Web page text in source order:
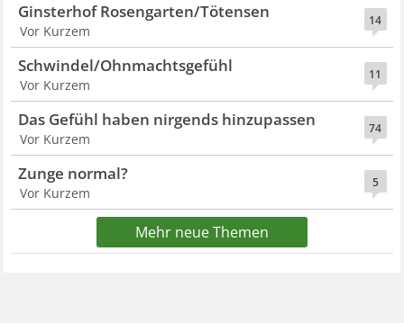
14
Ginsterhof Rosengarten/Tötensen
Vor Kurzem
11
Schwindel/Ohnmachtsgefühl
Vor Kurzem
74
Das Gefühl haben nirgends hinzupassen
Vor Kurzem
5
Zunge normal?
Vor Kurzem
Mehr neue Themen